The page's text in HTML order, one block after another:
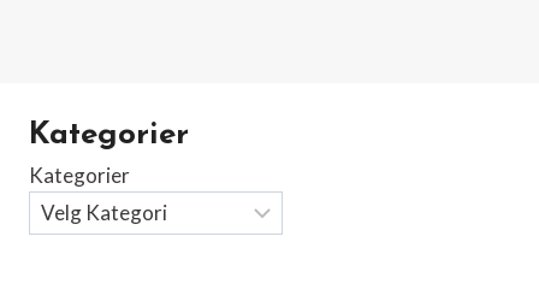
Kategorier
Kategorier